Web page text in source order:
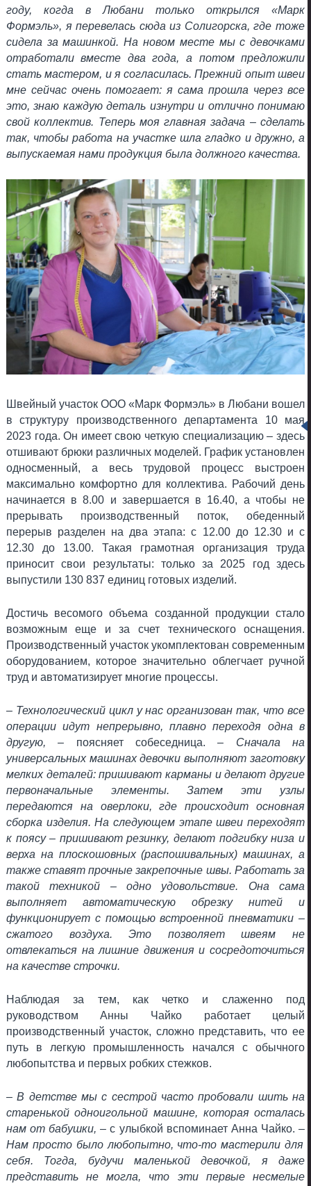
году, когда в Любани только открылся «Марк
Формэль», я перевелась сюда из Солигорска, где тоже
сидела за машинкой. На новом месте мы с девочками
отработали вместе два года, а потом предложили
стать мастером, и я согласилась. Прежний опыт швеи
мне сейчас очень помогает: я сама прошла через все
это, знаю каждую деталь изнутри и отлично понимаю
свой коллектив. Теперь моя главная задача – сделать
так, чтобы работа на участке шла гладко и дружно, а
выпускаемая нами продукция была должного качества.
Швейный участок ООО «Марк Формэль» в Любани вошел
в структуру производственного департамента 10 мая
2023 года. Он имеет свою четкую специализацию – здесь
отшивают брюки различных моделей. График установлен
односменный, а весь трудовой процесс выстроен
максимально комфортно для коллектива. Рабочий день
начинается в 8.00 и завершается в 16.40, а чтобы не
прерывать производственный поток, обеденный
перерыв разделен на два этапа: с 12.00 до 12.30 и с
12.30 до 13.00. Такая грамотная организация труда
приносит свои результаты: только за 2025 год здесь
выпустили 130 837 единиц готовых изделий.
Достичь весомого объема созданной продукции стало
возможным еще и за счет технического оснащения.
Производственный участок укомплектован современным
оборудованием, которое значительно облегчает ручной
труд и автоматизирует многие процессы.
– Технологический цикл у нас организован так, что все
операции идут непрерывно, плавно переходя одна в
другую, – поясняет собеседница. – Сначала на
универсальных машинах девочки выполняют заготовку
мелких деталей: пришивают карманы и делают другие
первоначальные элементы. Затем эти узлы
передаются на оверлоки, где происходит основная
сборка изделия. На следующем этапе швеи переходят
к поясу – пришивают резинку, делают подгибку низа и
верха на плоскошовных (распошивальных) машинах, а
также ставят прочные закрепочные швы. Работать за
такой техникой – одно удовольствие. Она сама
выполняет автоматическую обрезку нитей и
функционирует с помощью встроенной пневматики –
сжатого воздуха. Это позволяет швеям не
отвлекаться на лишние движения и сосредоточиться
на качестве строчки.
Наблюдая за тем, как четко и слаженно под
руководством Анны Чайко работает целый
производственный участок, сложно представить, что ее
путь в легкую промышленность начался с обычного
любопытства и первых робких стежков.
– В детстве мы с сестрой часто пробовали шить на
старенькой одноигольной машине, которая осталась
нам от бабушки,– с улыбкой вспоминает Анна Чайко. –
Нам просто было любопытно, что-то мастерили для
себя. Тогда, будучи маленькой девочкой, я даже
представить не могла, что эти первые несмелые